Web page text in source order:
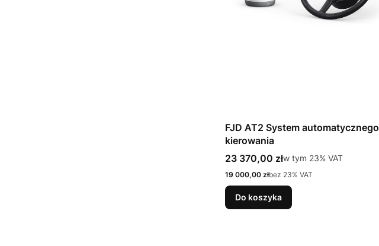
FJD AT2 System automatycznego
kierowania
Cena brutto
23 370,00 złw tym %s VAT
w tym 23% VAT
Cena netto
19 000,00 złbez 23% VAT
Do koszyka